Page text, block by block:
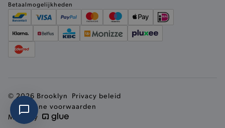
Betaalmogelijkheden
© 2026 Brooklyn
Privacy beleid
Algemene voorwaarden
Made by
form_key
.www.brooklyn.be
recently_viewed_product